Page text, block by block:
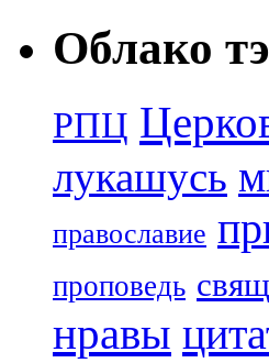
Облако
РПЦ
лукашусь
православие
проповедь
нравы